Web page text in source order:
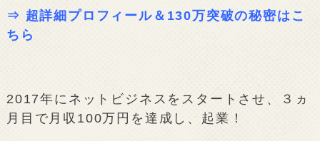
⇒ 超詳細プロフィール＆130万突破の秘密はこ
ちら
2017年にネットビジネスをスタートさせ、３ヵ
月目で月収100万円を達成し、起業！